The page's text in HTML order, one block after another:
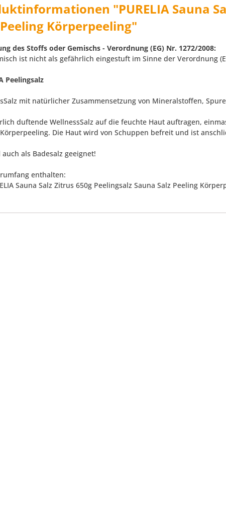
"PURELIA Sauna
Körperpeeling"
des Stoffs oder Gemischs - Verordnung (EG) Nr. 1272/2008:
ist nicht als gefährlich eingestuft im Sinne der Verordnung
Peelingsalz
mit natürlicher Zusammensetzung von Mineralstoffen,
duftende WellnessSalz auf die feuchte Haut auftragen,
Die Haut wird von Schuppen befreit und ist
als Badesalz geeignet!
enthalten:
Sauna Salz Zitrus 650g Peelingsalz Sauna Salz Peeling